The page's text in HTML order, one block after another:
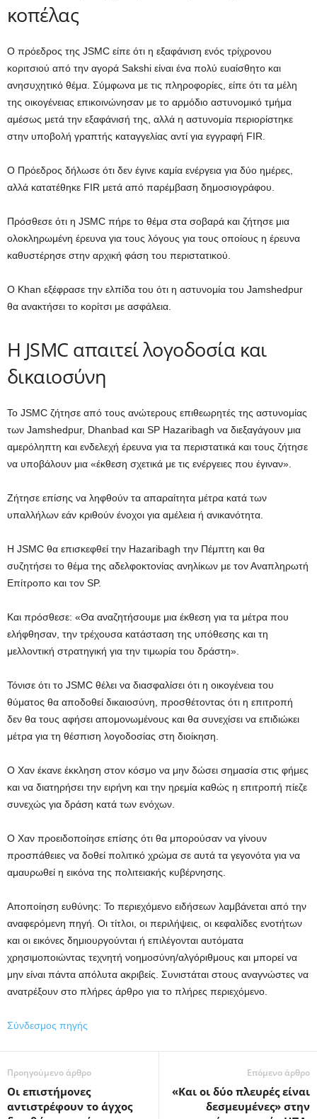
κοπέλας
Ο πρόεδρος της JSMC είπε ότι η εξαφάνιση ενός τρίχρονου
κοριτσιού από την αγορά Sakshi είναι ένα πολύ ευαίσθητο και
ανησυχητικό θέμα. Σύμφωνα με τις πληροφορίες, είπε ότι τα μέλη
της οικογένειας επικοινώνησαν με το αρμόδιο αστυνομικό τμήμα
αμέσως μετά την εξαφάνισή της, αλλά η αστυνομία περιορίστηκε
στην υποβολή γραπτής καταγγελίας αντί για εγγραφή FIR.
Ο Πρόεδρος δήλωσε ότι δεν έγινε καμία ενέργεια για δύο ημέρες,
αλλά κατατέθηκε FIR μετά από παρέμβαση δημοσιογράφου.
Πρόσθεσε ότι η JSMC πήρε το θέμα στα σοβαρά και ζήτησε μια
ολοκληρωμένη έρευνα για τους λόγους για τους οποίους η έρευνα
καθυστέρησε στην αρχική φάση του περιστατικού.
Ο Khan εξέφρασε την ελπίδα του ότι η αστυνομία του Jamshedpur
θα ανακτήσει το κορίτσι με ασφάλεια.
Η JSMC απαιτεί λογοδοσία και
δικαιοσύνη
Το JSMC ζήτησε από τους ανώτερους επιθεωρητές της αστυνομίας
των Jamshedpur, Dhanbad και SP Hazaribagh να διεξαγάγουν μια
αμερόληπτη και ενδελεχή έρευνα για τα περιστατικά και τους ζήτησε
να υποβάλουν μια «έκθεση σχετικά με τις ενέργειες που έγιναν».
Ζήτησε επίσης να ληφθούν τα απαραίτητα μέτρα κατά των
υπαλλήλων εάν κριθούν ένοχοι για αμέλεια ή ανικανότητα.
Η JSMC θα επισκεφθεί την Hazaribagh την Πέμπτη και θα
συζητήσει το θέμα της αδελφοκτονίας ανηλίκων με τον Αναπληρωτή
Επίτροπο και τον SP.
Και πρόσθεσε: «Θα αναζητήσουμε μια έκθεση για τα μέτρα που
ελήφθησαν, την τρέχουσα κατάσταση της υπόθεσης και τη
μελλοντική στρατηγική για την τιμωρία του δράστη».
Τόνισε ότι το JSMC θέλει να διασφαλίσει ότι η οικογένεια του
θύματος θα αποδοθεί δικαιοσύνη, προσθέτοντας ότι η επιτροπή
δεν θα τους αφήσει απομονωμένους και θα συνεχίσει να επιδιώκει
μέτρα για τη θέσπιση λογοδοσίας στη διοίκηση.
Ο Χαν έκανε έκκληση στον κόσμο να μην δώσει σημασία στις φήμες
και να διατηρήσει την ειρήνη και την ηρεμία καθώς η επιτροπή πίεζε
συνεχώς για δράση κατά των ενόχων.
Ο Χαν προειδοποίησε επίσης ότι θα μπορούσαν να γίνουν
προσπάθειες να δοθεί πολιτικό χρώμα σε αυτά τα γεγονότα για να
αμαυρωθεί η εικόνα της πολιτειακής κυβέρνησης.
Αποποίηση ευθύνης: Το περιεχόμενο ειδήσεων λαμβάνεται από την
αναφερόμενη πηγή. Οι τίτλοι, οι περιλήψεις, οι κεφαλίδες ενοτήτων
και οι εικόνες δημιουργούνται ή επιλέγονται αυτόματα
χρησιμοποιώντας τεχνητή νοημοσύνη/αλγόριθμους και μπορεί να
μην είναι πάντα απόλυτα ακριβείς. Συνιστάται στους αναγνώστες να
ανατρέξουν στο πλήρες άρθρο για το πλήρες περιεχόμενο.
Σύνδεσμος πηγής
Προηγούμενο άρθρο
Οι επιστήμονες
αντιστρέφουν το άγχος
Επόμενο άρθρο
«Και οι δύο πλευρές είναι
δεσμευμένες» στην